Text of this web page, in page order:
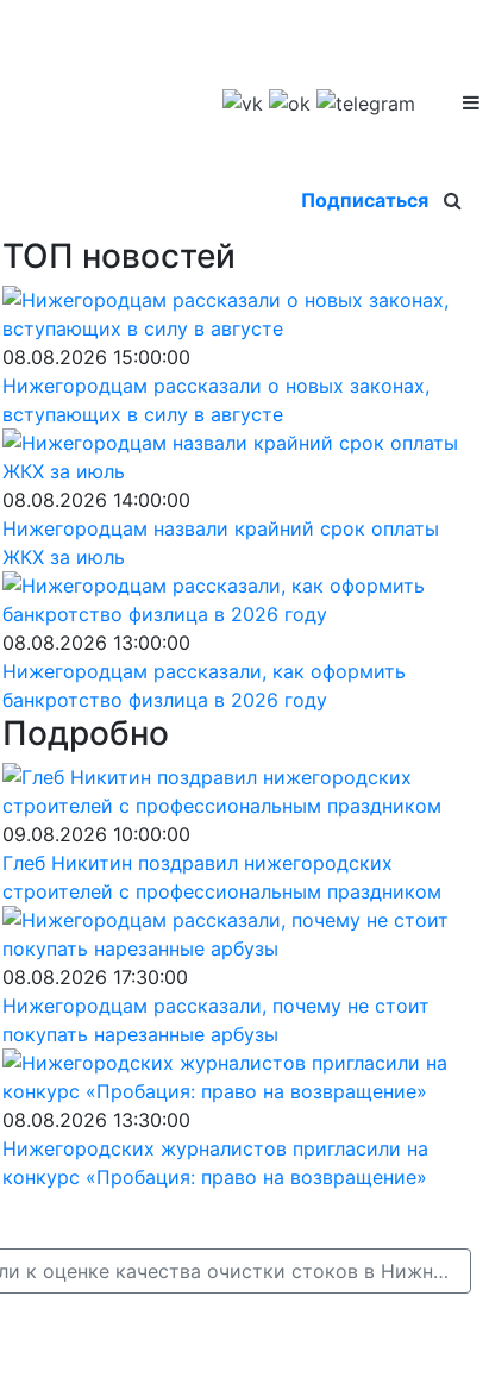
Подписаться
ТОП новостей
08.08.2026 15:00:00
Нижегородцам рассказали о новых законах,
вступающих в силу в августе
08.08.2026 14:00:00
Нижегородцам назвали крайний срок оплаты
ЖКХ за июль
08.08.2026 13:00:00
Нижегородцам рассказали, как оформить
банкротство физлица в 2026 году
Подробно
09.08.2026 10:00:00
Глеб Никитин поздравил нижегородских
строителей с профессиональным праздником
08.08.2026 17:30:00
Нижегородцам рассказали, почему не стоит
покупать нарезанные арбузы
08.08.2026 13:30:00
Нижегородских журналистов пригласили на
конкурс «Пробация: право на возвращение»
Речных раков привлекли к оценке качества очистки стоков в Нижнем Новгороде →